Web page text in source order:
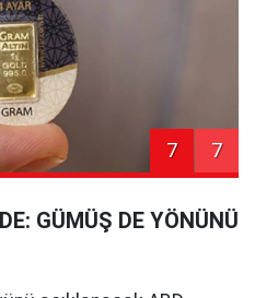
7 7
GÜMÜŞ DE YÖNÜNÜ